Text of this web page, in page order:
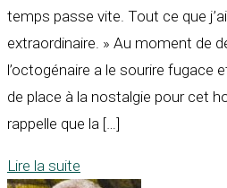
temps passe vite. Tout ce que
extraordinaire. » Au moment de
l’octogénaire a le sourire fugace
de place à la nostalgie pour cet
rappelle que la […]
Lire la suite